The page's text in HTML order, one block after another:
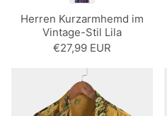
Herren Kurzarmhemd im
Vintage-Stil Lila
€27,99 EUR